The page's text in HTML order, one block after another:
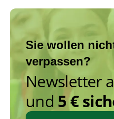
Sie wollen
verpassen?
Newsletter
und 5 €